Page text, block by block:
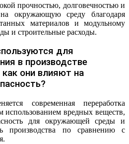
прочностью, долговечностью и
окружающую среду благодаря
материалов и модульному
и строительные расходы.
для
в производстве
они влияют на
современная переработка
вредных веществ,
для окружающей среды и
производства по сравнению с